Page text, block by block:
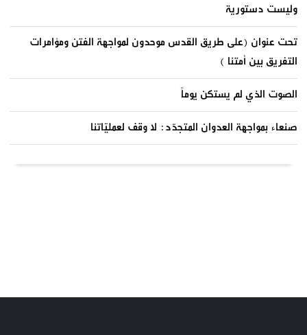
وليست دستورية
تحت عنوان (على طريق القدس موحدون لمواجهة الفتن ومؤامرات
التفريق بين أمتنا )
الصوت الذي لم يستكن يوماً
صنعاء بمواجهة العدوان المتجدّد: لا وقف لعمليّاتنا